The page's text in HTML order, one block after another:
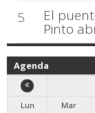
5
El
Pinto
Agenda
Lun
Mar